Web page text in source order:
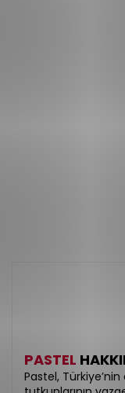
PASTEL
Pastel,